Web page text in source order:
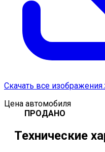
Скачать все
Цена автомобиля
ПРОДАНО
Технические